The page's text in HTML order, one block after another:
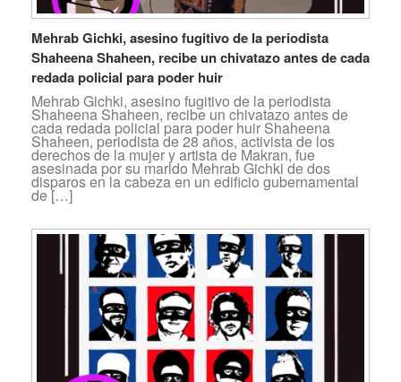
Mehrab Gichki, asesino fugitivo de la periodista
Shaheena Shaheen, recibe un chivatazo antes de cada
redada policial para poder huir
Mehrab Gichki, asesino fugitivo de la periodista
Shaheena Shaheen, recibe un chivatazo antes de
cada redada policial para poder huir Shaheena
Shaheen, periodista de 28 años, activista de los
derechos de la mujer y artista de Makran, fue
asesinada por su marido Mehrab Gichki de dos
disparos en la cabeza en un edificio gubernamental
de […]